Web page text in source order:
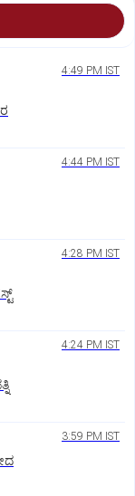
4:49 PM IST
4:44 PM IST
4:28 PM IST
4:24 PM IST
3:59 PM IST